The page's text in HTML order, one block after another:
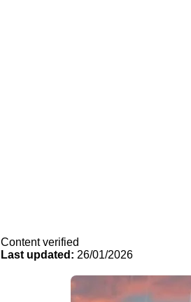
Content verified
Last updated: 26/01/2026